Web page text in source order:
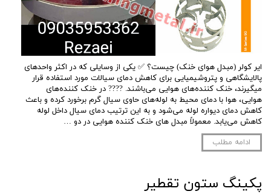
ایر کولر (مبدل هوای خنک) چیست؟ ✅ یکی از وسایلی که در اکثر واحدهای
پالایشگاهی و پتروشیمیایی برای کاهش دمای سیالات مورد استفاده قرار
میگیرند، خنک کننده‌های هوایی می‌باشند. ???? در خنک کننده‌های
هوایی، هوا با دمای محیط به لوله‌های حاوی سیال گرم برخورد کرده و باعث
کاهش دمای دیواره لوله می‌شود و به این ترتیب دمای سیال داخل لوله
کاهش می‌یابد. معمولاً مبدل های خنک کننده هوایی در دو …
ادامه مطلب
پکینگ ستون تقطیر